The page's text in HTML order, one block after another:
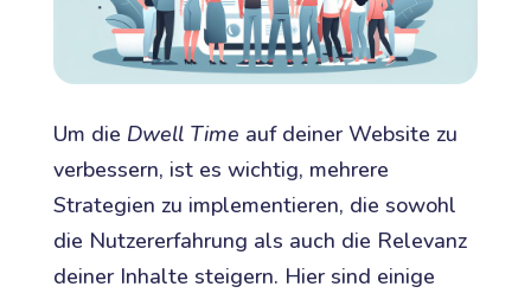
Um die Dwell Time auf deiner Website zu
verbessern, ist es wichtig, mehrere
Strategien zu implementieren, die sowohl
die Nutzererfahrung als auch die Relevanz
deiner Inhalte steigern. Hier sind einige